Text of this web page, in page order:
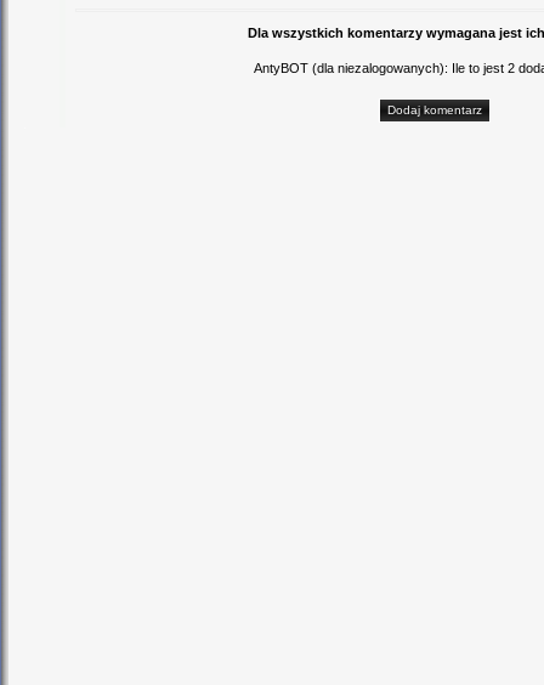
Dla wszystkich komentarzy wymagana jest
AntyBOT (dla niezalogowanych): Ile to jest 2